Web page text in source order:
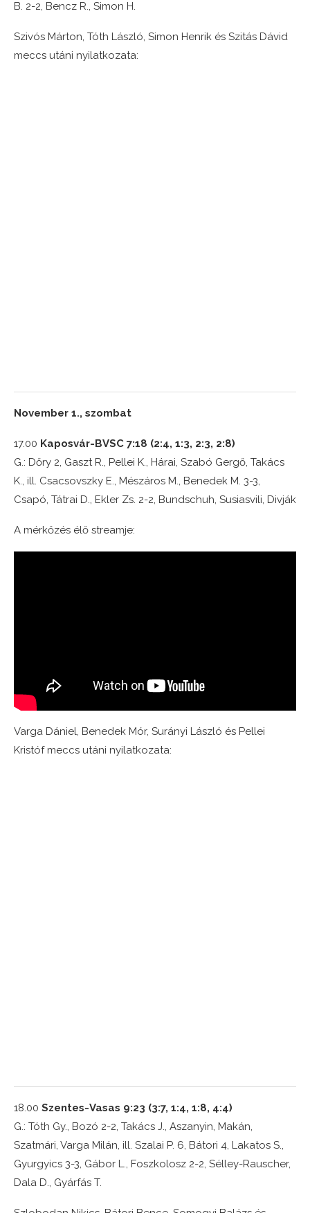
B. 2-2, Bencz R., Simon H.
Szivós Márton, Tóth László, Simon Henrik és Szitás Dávid
meccs utáni nyilatkozata:
November 1., szombat
17.00 Kaposvár-BVSC 7:18 (2:4, 1:3, 2:3, 2:8)
G.: Dőry 2, Gaszt R., Pellei K., Hárai, Szabó Gergő, Takács
K., ill. Csacsovszky E., Mészáros M., Benedek M. 3-3,
Csapó, Tátrai D., Ekler Zs. 2-2, Bundschuh, Susiasvili, Divják
A mérkőzés élő streamje:
Varga Dániel, Benedek Mór, Surányi László és Pellei
Kristóf meccs utáni nyilatkozata:
18.00 Szentes-Vasas 9:23 (3:7, 1:4, 1:8, 4:4)
G.: Tóth Gy., Bozó 2-2, Takács J., Aszanyin, Makán,
Szatmári, Varga Milán, ill. Szalai P. 6, Bátori 4, Lakatos S.,
Gyurgyics 3-3, Gábor L., Foszkolosz 2-2, Sélley-Rauscher,
Dala D., Gyárfás T.